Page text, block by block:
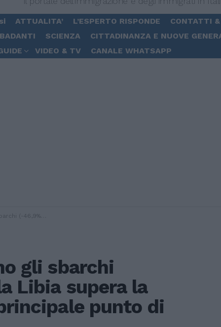
ATTUALITA’ L’ESPERTO RISPONDE
CONTATTI
SCIENZA
CITTADINANZA E NUOVE
VIDEO & TV CANALE WHATSAPP
come principale punto di partenza
gli sbarchi
Libia supera la
punto di